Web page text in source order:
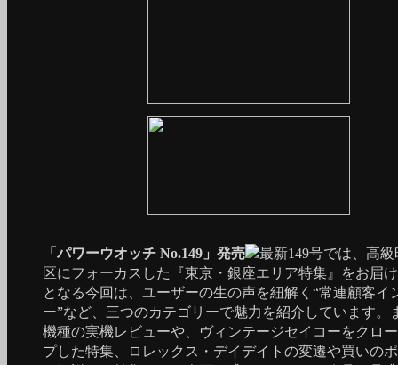
「パワーウオッチ No.149」発売
最新149号では、高
区にフォーカスした『東京・銀座エリア特集』をお届
となる今回は、ユーザーの生の声を紐解く“常連顧客イ
ー”など、三つのカテゴリーで魅力を紹介しています。
機種の実機レビューや、ヴィンテージセイコーをクロ
プした特集、ロレックス・デイデイトの変遷や買いの